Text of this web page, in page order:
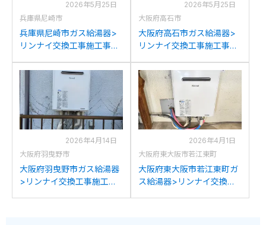
2026年5月25日
兵庫県尼崎市
兵庫県尼崎市ガス給湯器>
リンナイ交換工事施工事
V2401SAWからリンナイ
RUF-205SAW(B)への交換
2026年5月25日
大阪府高石市
大阪府高石市ガス給湯器>
リンナイ交換工事施工事
らリンナイRUF-
205SAW(B)への交換
2026年4月14日
大阪府羽曳野市
大阪府羽曳野市ガス給湯器
>リンナイ交換工事施工事
2026年4月1日
大阪府東大阪市若江東町
大阪府東大阪市若江東町ガ
ス給湯器>リンナイ交換工